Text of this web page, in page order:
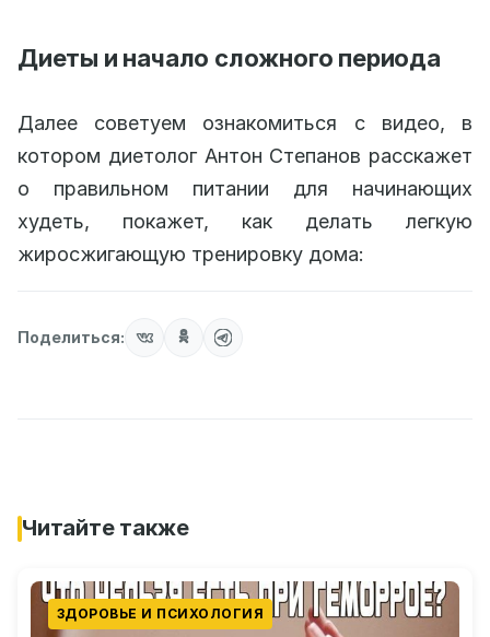
Диеты и начало сложного периода
Далее советуем ознакомиться с видео, в
котором диетолог Антон Степанов расскажет
о правильном питании для начинающих
худеть, покажет, как делать легкую
жиросжигающую тренировку дома:
Поделиться:
Читайте также
ЗДОРОВЬЕ И ПСИХОЛОГИЯ